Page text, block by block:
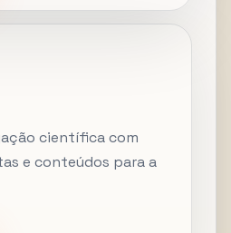
científica com
e conteúdos para a